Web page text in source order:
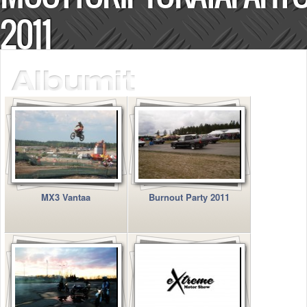
Säännöt ja ohjeet
Uudet ajoneuvot
Uudet kuvat
Uudet kommentit
MYYDÄÄN
Haku
Ohjeet
Ajoneuvot
Osat
TIETOPANKKI
TAPAHTUMAT
MP15 kuvia
MP13 kuvia
ACS 2015 kuvia
Lisää uusi tapahtuma
UUTISET
SÄÄ
2011
MX3 Vantaa Burnout Party 2011